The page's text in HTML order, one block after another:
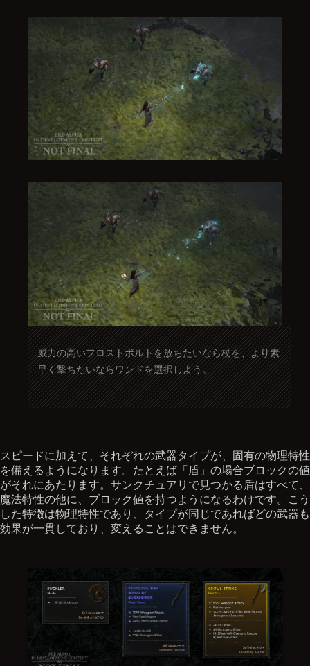
威力の高いフロストボルトを放ちたいなら杖を、より素
早く撃ちたいならワンドを選択しよう。
スピードに加えて、それぞれの武器タイプが、固有の物理特性
を備えるようになります。たとえば「盾」の場合ブロックの値
がそれにあたります。サンクチュアリで見つかる盾はすべて、
魔法特性の他に、ブロック値を持つようになるわけです。こう
した特徴は物理特性であり、タイプが同じであればどの武器も
効果が一貫しており、変えることはできません。